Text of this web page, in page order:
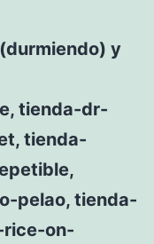
y
tienda-dr-
tienda-
pelao, tienda-
rice-on-